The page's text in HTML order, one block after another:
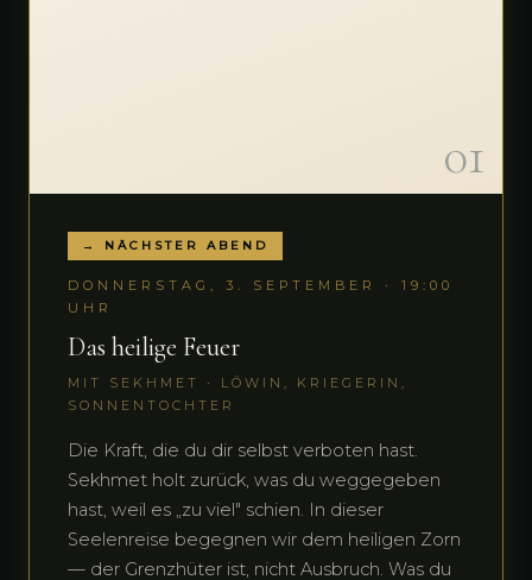
01
→ NÄCHSTER ABEND
DONNERSTAG, 3. SEPTEMBER · 19:00
UHR
Das heilige Feuer
MIT SEKHMET · LÖWIN, KRIEGERIN,
SONNENTOCHTER
Die Kraft, die du dir selbst verboten hast.
Sekhmet holt zurück, was du weggegeben
hast, weil es „zu viel" schien. In dieser
Seelenreise begegnen wir dem heiligen Zorn
— der Grenzhüter ist, nicht Ausbruch. Was du